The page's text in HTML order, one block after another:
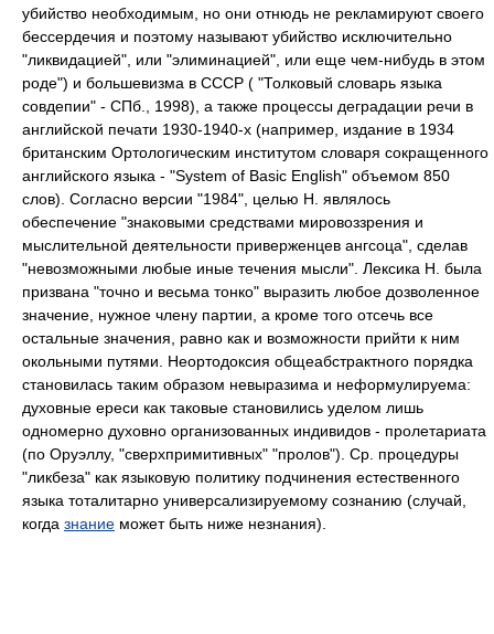
убийство необходимым, но они отнюдь не рекламируют своего
бессердечия и поэтому называют убийство исключительно
"ликвидацией", или "элиминацией", или еще чем-нибудь в этом
роде") и большевизма в СССР ( "Толковый словарь языка
совдепии" - СПб., 1998), а также процессы деградации речи в
английской печати 1930-1940-х (например, издание в 1934
британским Ортологическим институтом словаря сокращенного
английского языка - "System of Basic English" объемом 850
слов). Согласно версии "1984", целью Н. являлось
обеспечение "знаковыми средствами мировоззрения и
мыслительной деятельности приверженцев ангсоца", сделав
"невозможными любые иные течения мысли". Лексика Н. была
призвана "точно и весьма тонко" выразить любое дозволенное
значение, нужное члену партии, а кроме того отсечь все
остальные значения, равно как и возможности прийти к ним
окольными путями. Неортодоксия общеабстрактного порядка
становилась таким образом невыразима и неформулируема:
духовные ереси как таковые становились уделом лишь
одномерно духовно организованных индивидов - пролетариата
(по Оруэллу, "сверхпримитивных" "пролов"). Ср. процедуры
"ликбеза" как языковую политику подчинения естественного
языка тоталитарно универсализируемому сознанию (случай,
когда знание может быть ниже незнания).